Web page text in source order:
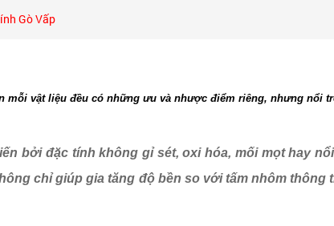
Gò Vấp
mỗi vật liệu đều có những ưu và nhược điểm riêng, nhưng nổi
bởi đặc tính không gỉ sét, oxi hóa, mối mọt hay
chỉ giúp gia tăng độ bền so với tấm nhôm